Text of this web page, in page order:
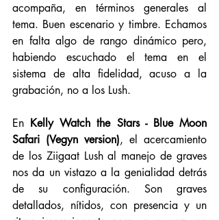
acompaña, en términos generales al
tema. Buen escenario y timbre. Echamos
en falta algo de rango dinámico pero,
habiendo escuchado el tema en el
sistema de alta fidelidad, acuso a la
grabación, no a los Lush.
En Kelly Watch the Stars - Blue Moon
Safari (Vegyn version), el acercamiento
de los Ziigaat Lush al manejo de graves
nos da un vistazo a la genialidad detrás
de su configuración. Son graves
detallados, nítidos, con presencia y un